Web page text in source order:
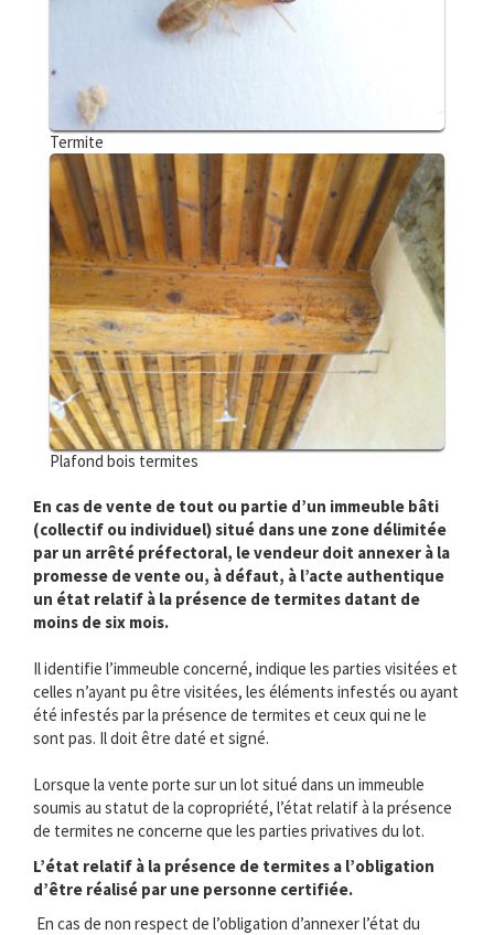
Termite
Plafond bois termites
En cas de vente de tout ou partie d’un immeuble bâti
(collectif ou individuel) situé dans une zone délimitée
par un arrêté préfectoral, le vendeur doit annexer à la
promesse de vente ou, à défaut, à l’acte authentique
un état relatif à la présence de termites datant de
moins de six mois.
Il identifie l’immeuble concerné, indique les parties visitées et
celles n’ayant pu être visitées, les éléments infestés ou ayant
été infestés par la présence de termites et ceux qui ne le
sont pas. Il doit être daté et signé.
Lorsque la vente porte sur un lot situé dans un immeuble
soumis au statut de la copropriété, l’état relatif à la présence
de termites ne concerne que les parties privatives du lot.
L’état relatif à la présence de termites a l’obligation
d’être réalisé par une personne certifiée.
En cas de non respect de l’obligation d’annexer l’état du